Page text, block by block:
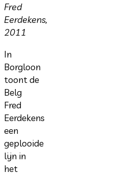
Fred
Eerdekens,
2011
In
Borgloon
toont de
Belg
Fred
Eerdekens
een
geplooide
lijn in
het